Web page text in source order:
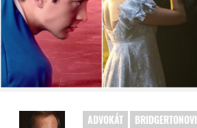
ADVOKÁT
BRIDGERTONOVI